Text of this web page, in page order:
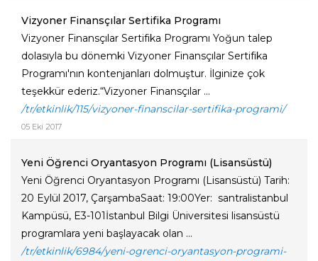
Vizyoner Finansçılar Sertifika Programı
Vizyoner Finansçılar Sertifika Programı Yoğun talep
dolasıyla bu dönemki Vizyoner Finansçılar Sertifika
Programı'nın kontenjanları dolmuştur. İlginize çok
teşekkür ederiz.“Vizyoner Finansçılar ...
/tr/etkinlik/115/vizyoner-finanscilar-sertifika-programi/
05 Eki 2017
Yeni Öğrenci Oryantasyon Programı (Lisansüstü)
Yeni Öğrenci Oryantasyon Programı (Lisansüstü) Tarih:
20 Eylül 2017, ÇarşambaSaat: 19:00Yer: santralistanbul
Kampüsü, E3-101İstanbul Bilgi Üniversitesi lisansüstü
programlara yeni başlayacak olan ...
/tr/etkinlik/6984/yeni-ogrenci-oryantasyon-programi-